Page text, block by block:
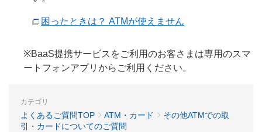
困ったときは？ ATMが使えません
※BaaS提携サービスをご利用のお客さまは専用のスマ
ートフォンアプリからご利用ください。
カテゴリ
よくあるご質問TOP ATM・カード
その他ATMでの取
引・カードについてのご質問